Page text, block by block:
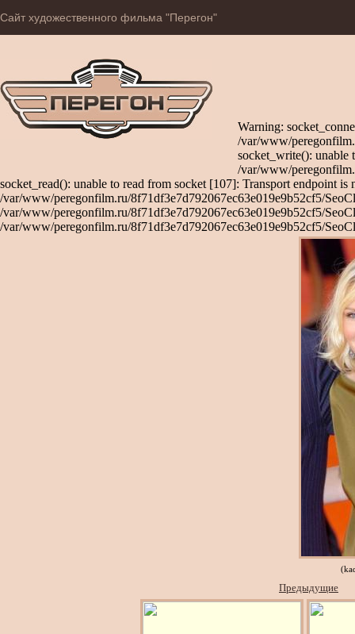
Сайт художественного фильма "Перегон"
Warning:
/var/www/
socket_write(): unable
/var/www/
socket_read(): unable to read from socket [107]: Transport endpoint is
/var/www/peregonfilm.ru/8f71df3e7d792067ec63e019e9b52cf5/
/var/www/peregonfilm.ru/8f71df3e7d792067ec63e019e9b52cf5/
/var/www/peregonfilm.ru/8f71df3e7d792067ec63e019e9b52cf5/
Предыдущие